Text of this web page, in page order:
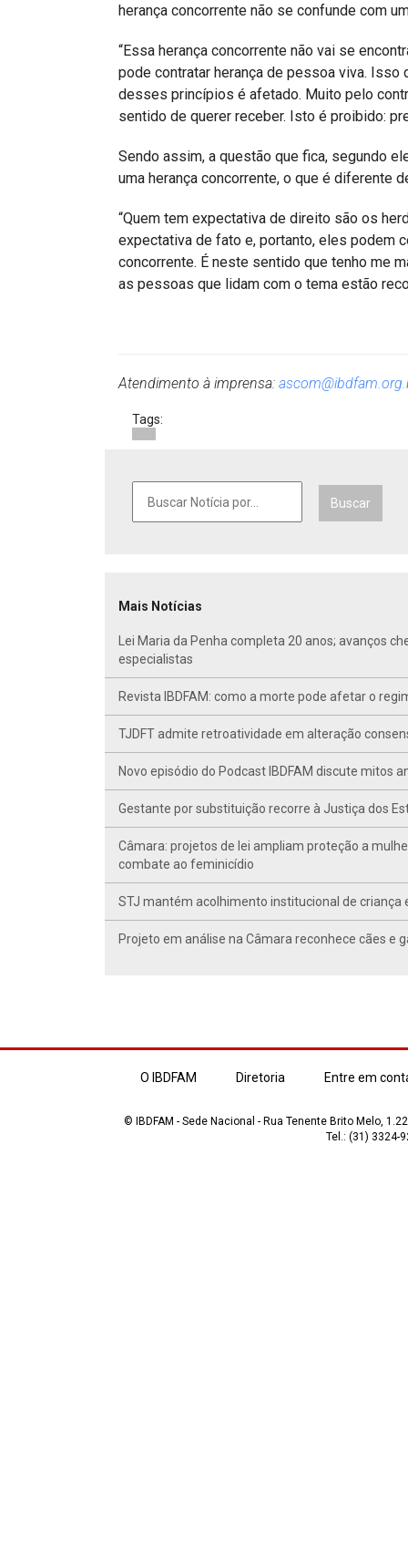
herança concorrente não se confunde com
“Essa herança concorrente não vai se
pode contratar herança de pessoa viva.
desses princípios é afetado. Muito pelo
sentido de querer receber. Isto é proibido:
Sendo assim, a questão que fica, segundo
uma herança concorrente, o que é diferente
“Quem tem expectativa de direito são os
expectativa de fato e, portanto, eles podem
concorrente. É neste sentido que tenho me
as pessoas que lidam com o tema estão
Atendimento à imprensa:
Tags:
Buscar
Mais Notícias
Lei Maria da Penha completa 20 anos; avanços
especialistas
Revista IBDFAM: como a morte pode afetar o
TJDFT admite retroatividade em alteração
Novo episódio do Podcast IBDFAM discute mitos
Gestante por substituição recorre à Justiça dos
Câmara: projetos de lei ampliam proteção a
combate ao feminicídio
STJ mantém acolhimento institucional de criança
Projeto em análise na Câmara reconhece cães e
O IBDFAM Diretoria Entre em
© IBDFAM - Sede Nacional - Rua Tenente Brito Melo,
Tel.: (31) 3324-